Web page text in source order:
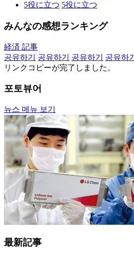
5役に立つ 5役に立つ
みんなの感想ランキング
経済 記事
공유하기
공유하기 공유하기 공유하기
リンクコピーが完了しました。
포토뷰어
뉴스 메뉴 보기
最新記事